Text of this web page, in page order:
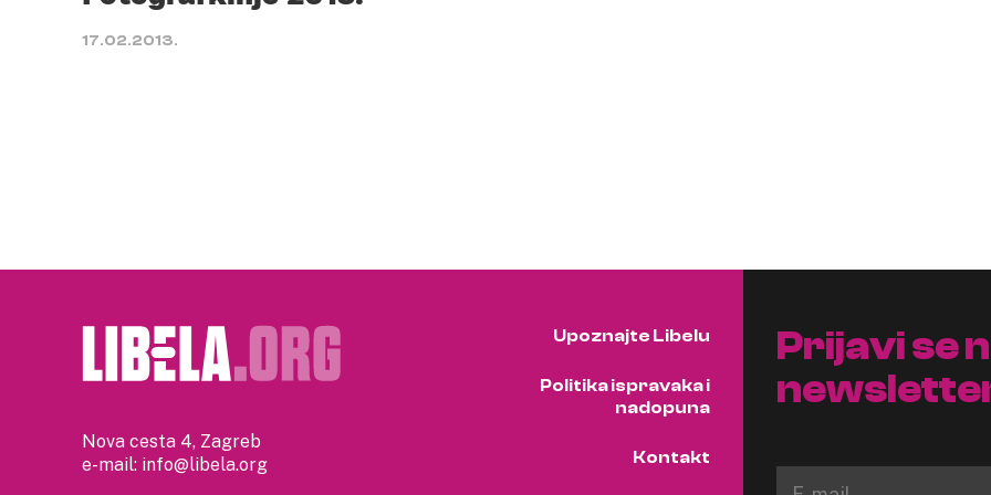
17.02.2013.
Nova cesta 4, Zagreb
e-mail: info@libela.org
Upoznajte Libelu
Politika ispravaka i
nadopuna
Kontakt
Prijavi se